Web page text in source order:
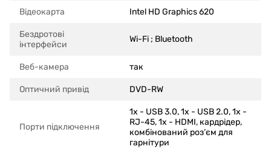
Відеокарта Intel HD Graphics 620
Бездротові
інтерфейси
Wi-Fi ; Bluetooth
Веб-камера так
Оптичний привід DVD-RW
Порти підключення
1x - USB 3.0, 1x - USB 2.0, 1x -
RJ-45, 1x - HDMI, кардрідер,
комбінований роз’єм для
гарнітури